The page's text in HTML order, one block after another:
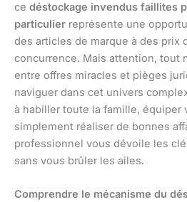
ce déstockage invendus faillites
particulier représente une
des articles de marque à des prix
concurrence. Mais attention, tout
entre offres miracles et pièges
naviguer dans cet univers
à habiller toute la famille, équiper
simplement réaliser de bonnes
professionnel vous dévoile les
sans vous brûler les ailes.
Comprendre le mécanisme du